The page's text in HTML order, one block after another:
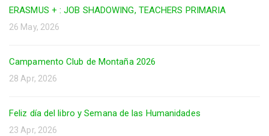
ERASMUS + : JOB SHADOWING, TEACHERS PRIMARIA
26 May, 2026
Campamento Club de Montaña 2026
28 Apr, 2026
Feliz día del libro y Semana de las Humanidades
23 Apr, 2026